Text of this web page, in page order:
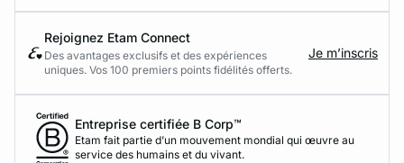
Rejoignez Etam Connect
Des avantages exclusifs et des expériences
uniques. Vos 100 premiers points fidélités offerts.
Je m’inscris
Entreprise certifiée B Corp™
Etam fait partie d’un mouvement mondial qui œuvre au
service des humains et du vivant.